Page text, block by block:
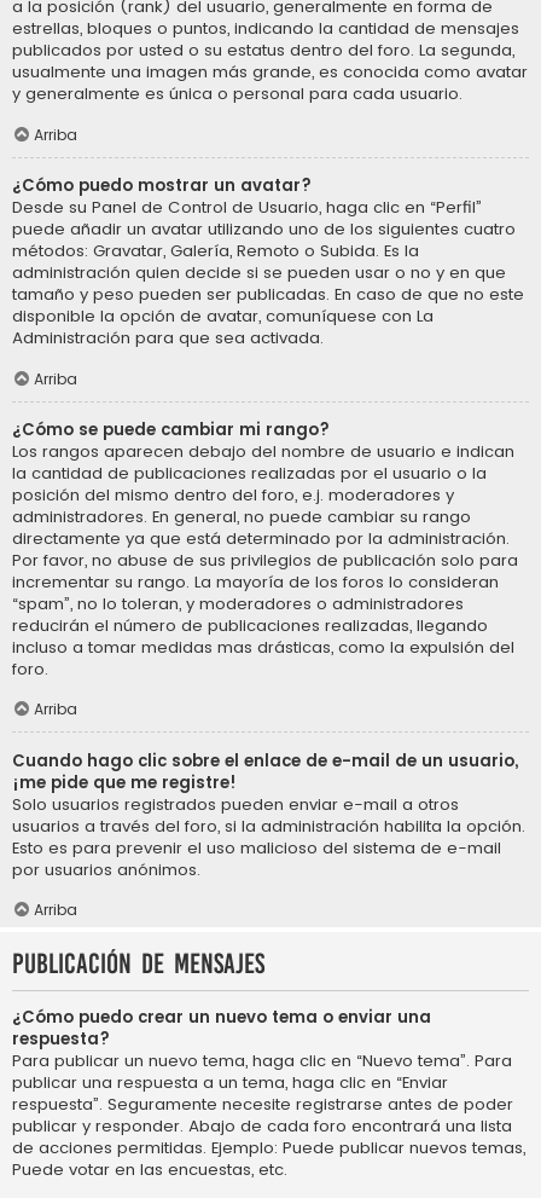
a la posición (rank) del usuario, generalmente en forma de
estrellas, bloques o puntos, indicando la cantidad de mensajes
publicados por usted o su estatus dentro del foro. La segunda,
usualmente una imagen más grande, es conocida como avatar
y generalmente es única o personal para cada usuario.
Arriba
¿Cómo puedo mostrar un avatar?
Desde su Panel de Control de Usuario, haga clic en “Perfil”
puede añadir un avatar utilizando uno de los siguientes cuatro
métodos: Gravatar, Galería, Remoto o Subida. Es la
administración quien decide si se pueden usar o no y en que
tamaño y peso pueden ser publicadas. En caso de que no este
disponible la opción de avatar, comuníquese con La
Administración para que sea activada.
Arriba
¿Cómo se puede cambiar mi rango?
Los rangos aparecen debajo del nombre de usuario e indican
la cantidad de publicaciones realizadas por el usuario o la
posición del mismo dentro del foro, e.j. moderadores y
administradores. En general, no puede cambiar su rango
directamente ya que está determinado por la administración.
Por favor, no abuse de sus privilegios de publicación solo para
incrementar su rango. La mayoría de los foros lo consideran
“spam”, no lo toleran, y moderadores o administradores
reducirán el número de publicaciones realizadas, llegando
incluso a tomar medidas mas drásticas, como la expulsión del
foro.
Arriba
Cuando hago clic sobre el enlace de e-mail de un usuario,
¡me pide que me registre!
Solo usuarios registrados pueden enviar e-mail a otros
usuarios a través del foro, si la administración habilita la opción.
Esto es para prevenir el uso malicioso del sistema de e-mail
por usuarios anónimos.
Arriba
Publicación de mensajes
¿Cómo puedo crear un nuevo tema o enviar una
respuesta?
Para publicar un nuevo tema, haga clic en “Nuevo tema”. Para
publicar una respuesta a un tema, haga clic en “Enviar
respuesta”. Seguramente necesite registrarse antes de poder
publicar y responder. Abajo de cada foro encontrará una lista
de acciones permitidas. Ejemplo: Puede publicar nuevos temas,
Puede votar en las encuestas, etc.